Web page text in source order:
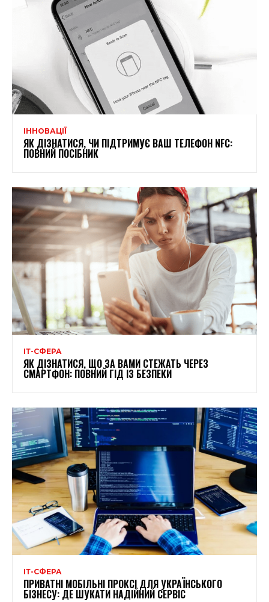
ІННОВАЦІЇ
ЯК ДІЗНАТИСЯ, ЧИ ПІДТРИМУЄ ВАШ ТЕЛЕФОН NFC:
ПОВНИЙ ПОСІБНИК
ІТ-СФЕРА
ЯК ДІЗНАТИСЯ, ЩО ЗА ВАМИ СТЕЖАТЬ ЧЕРЕЗ
СМАРТФОН: ПОВНИЙ ГІД ІЗ БЕЗПЕКИ
ІТ-СФЕРА
ПРИВАТНІ МОБІЛЬНІ ПРОКСІ ДЛЯ УКРАЇНСЬКОГО
БІЗНЕСУ: ДЕ ШУКАТИ НАДІЙНИЙ СЕРВІС